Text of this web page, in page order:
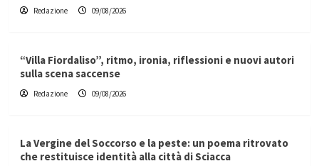
Redazione 09/08/2026
“Villa Fiordaliso”, ritmo, ironia, riflessioni e nuovi autori
sulla scena saccense
Redazione 09/08/2026
La Vergine del Soccorso e la peste: un poema ritrovato
che restituisce identità alla città di Sciacca